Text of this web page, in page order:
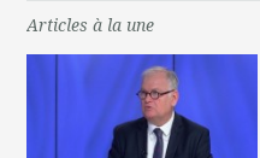
Articles à la une